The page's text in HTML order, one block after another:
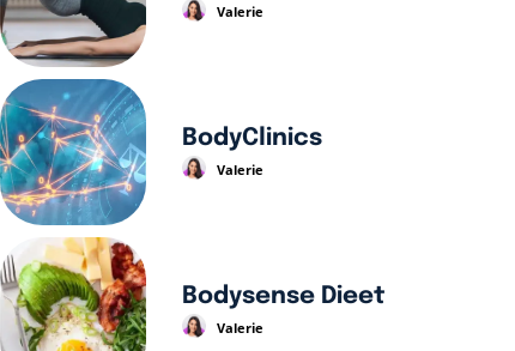
Valerie
BodyClinics
Valerie
Bodysense Dieet
Valerie